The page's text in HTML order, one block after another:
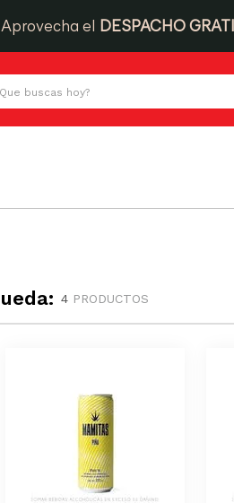
Aprovecha el DESPACHO
hoy?
4 PRODUCTOS